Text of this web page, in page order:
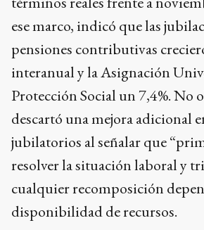
ese marco, indicó que las
pensiones contributivas
interanual y la Asignación
Protección Social un 7,4%. No
descartó una mejora adicional
jubilatorios al señalar que
resolver la situación laboral y
cualquier recomposición
disponibilidad de recursos.